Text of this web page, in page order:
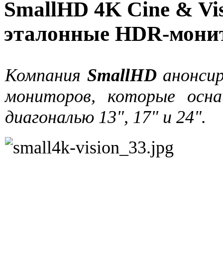
SmallHD 4K Cine &
эталонные HDR-
Компания SmallHD
мониторов, которые
диагональю 13", 17" и 24".